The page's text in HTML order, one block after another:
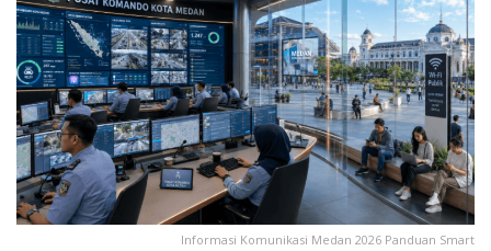
Informasi Komunikasi Medan 2026 Panduan Smart